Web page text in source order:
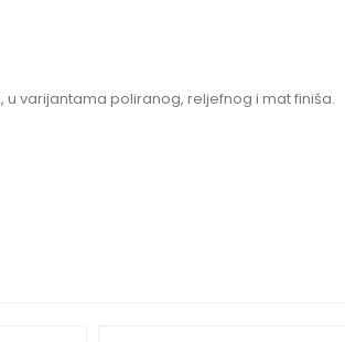
varijantama poliranog, reljefnog i mat finiša.